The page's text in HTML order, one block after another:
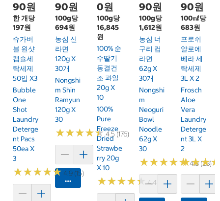
90원
한 개당
197원
슈가버
블 원샷
캡슐세
탁세제
50입 X3
Bubble
One
Shot
Laundry
Deterge
Nt Pacs
50ea X
3
★★★★★
★★★★★4.9 (15)
90원
100g당
694원
농심 신
라면
120g X
30개
Nongshi
M Shin
Ramyun
120g X
30
★★★★★
★★★★★4.5 (176)
카트에 담기
0원
100g당
16,845
원
100% 순
수딸기
동결건
조 과일
20g X
10
100%
Pure
Freeze
Dried
Strawbe
Rry 20g
X 10
★★★★★
★★★★★4.4 (8)
90원
100g당
1,612원
농심 너
구리 컵
라면
62g X
30개
Nongshi
M
Neoguri
Bowl
Noodle
62g X
30
★★★★★
★★★★★4.8 (23)
90원
100㎖당
683원
프로쉬
알로에
베라 세
탁세제
3L X 2
Frosch
Aloe
Vera
Laundry
Deterge
Nt 3L X
2
★★★
★★★